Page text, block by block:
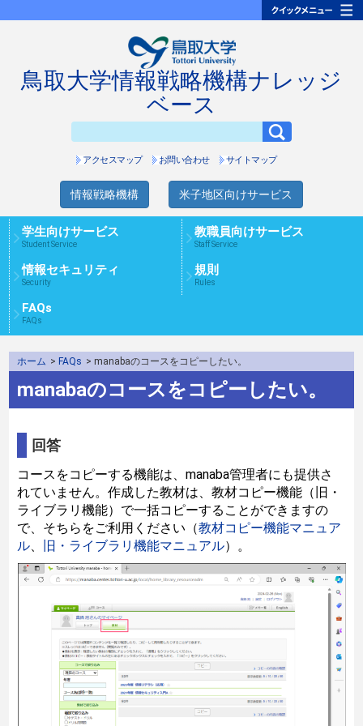
鳥取大学情報戦略機構ナレッジ
ベース
アクセスマップ お問い合わせ サイトマップ
情報戦略機構 米子地区向けサービス
学生向けサービス
Student Service
教職員向けサービス
Staff Service
情報セキュリティ
Security
規則
Rules
FAQs
FAQs
ホーム >FAQs > manabaのコースをコピーしたい。
manabaのコースをコピーしたい。
回答
コースをコピーする機能は、manaba管理者にも提供さ
れていません。作成した教材は、教材コピー機能（旧・
ライブラリ機能）で一括コピーすることができますの
で、そちらをご利用ください（教材コピー機能マニュア
ル
旧・ライブラリ機能マニュアル）。